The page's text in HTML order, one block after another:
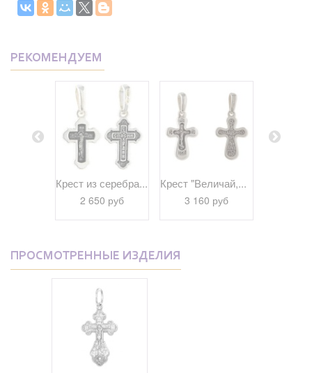
РЕКОМЕНДУЕМ
Крест из серебра...
2 650 руб
Крест "Величай,...
3 160 руб
ПРОСМОТРЕННЫЕ ИЗДЕЛИЯ